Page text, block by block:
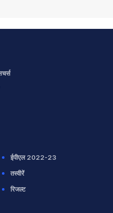
ईपीएल 2022-23
तस्वीरें
रिजल्ट